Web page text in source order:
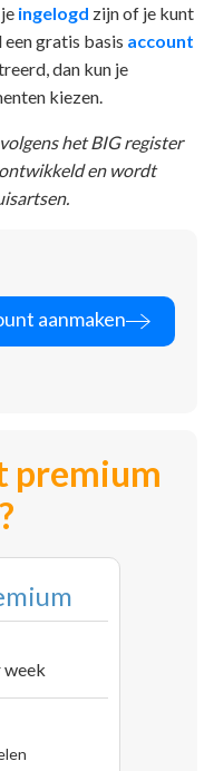
ingelogd zijn of je kunt
gratis basis account
dan kun je
kiezen.
het BIG register
en wordt
aanmaken
premium
week